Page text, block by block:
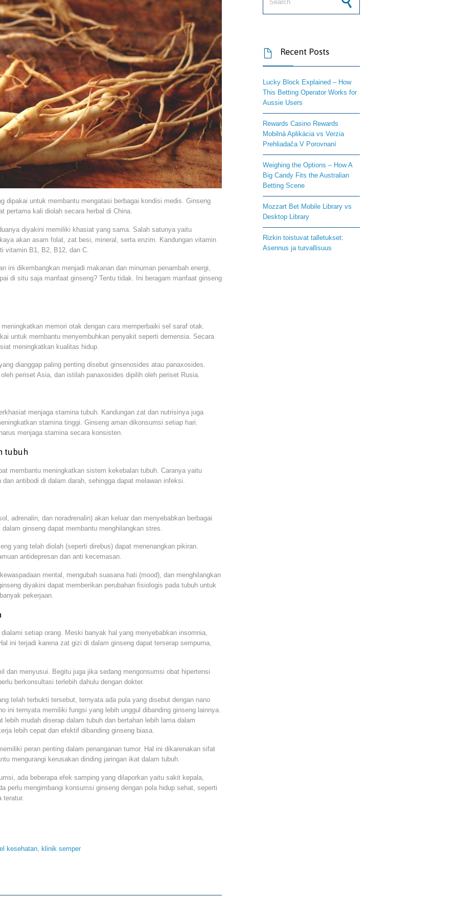
dipakai untuk membantu mengatasi berbagai kondisi medis. Ginseng
pertama kali diolah secara herbal di China.
diyakini memiliki khasiat yang sama. Salah satunya yaitu
akan asam folat, zat besi, mineral, serta enzim. Kandungan vitamin
vitamin B1, B2, B12, dan C.
ini dikembangkan menjadi makanan dan minuman penambah energi,
di situ saja manfaat ginseng? Tentu tidak. Ini beragam manfaat ginseng
memori otak dengan cara memperbaiki sel saraf otak.
untuk membantu menyembuhkan penyakit seperti demensia. Secara
meningkatkan kualitas hidup.
dianggap paling penting disebut ginsenosides atau panaxosides.
periset Asia, dan istilah panaxosides dipilih oleh periset Rusia.
menjaga stamina tubuh. Kandungan zat dan nutrisinya juga
stamina tinggi. Ginseng aman dikonsumsi setiap hari.
menjaga stamina secara konsisten.
tubuh
membantu meningkatkan sistem kekebalan tubuh. Caranya yaitu
antibodi di dalam darah, sehingga dapat melawan infeksi.
adrenalin, dan noradrenalin) akan keluar dan menyebabkan berbagai
ginseng dapat membantu menghilangkan stres.
yang telah diolah (seperti direbus) dapat menenangkan pikiran.
antidepresan dan anti kecemasan.
mental, mengubah suasana hati (mood), dan menghilangkan
diyakini dapat memberikan perubahan fisiologis pada tubuh untuk
pekerjaan.
setiap orang. Meski banyak hal yang menyebabkan insomnia,
ini terjadi karena zat gizi di dalam ginseng dapat terserap sempurna,
dan menyusui. Begitu juga jika sedang mengonsumsi obat hipertensi
berkonsultasi terlebih dahulu dengan dokter.
telah terbukti tersebut, ternyata ada pula yang disebut dengan nano
ini ternyata memiliki fungsi yang lebih unggul dibanding ginseng lainnya.
mudah diserap dalam tubuh dan bertahan lebih lama dalam
lebih cepat dan efektif dibanding ginseng biasa.
peran penting dalam penanganan tumor. Hal ini dikarenakan sifat
mengurangi kerusakan dinding jaringan ikat dalam tubuh.
ada beberapa efek samping yang dilaporkan yaitu sakit kepala,
perlu mengimbangi konsumsi ginseng dengan pola hidup sehat, seperti
teratur.
kesehatan, klinik semper
 Recent Posts
Lucky Block Explained – How
This Betting Operator Works for
Aussie Users
Rewards Casino Rewards
Mobilná Aplikácia vs Verzia
Prehliadača V Porovnaní
Weighing the Options – How A
Big Candy Fits the Australian
Betting Scene
Mozzart Bet Mobile Library vs
Desktop Library
Rizkin toistuvat talletukset:
Asennus ja turvallisuus